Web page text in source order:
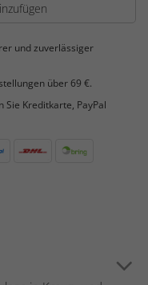
und zuverlässiger
über 69 €.
Sie Kreditkarte, PayPal